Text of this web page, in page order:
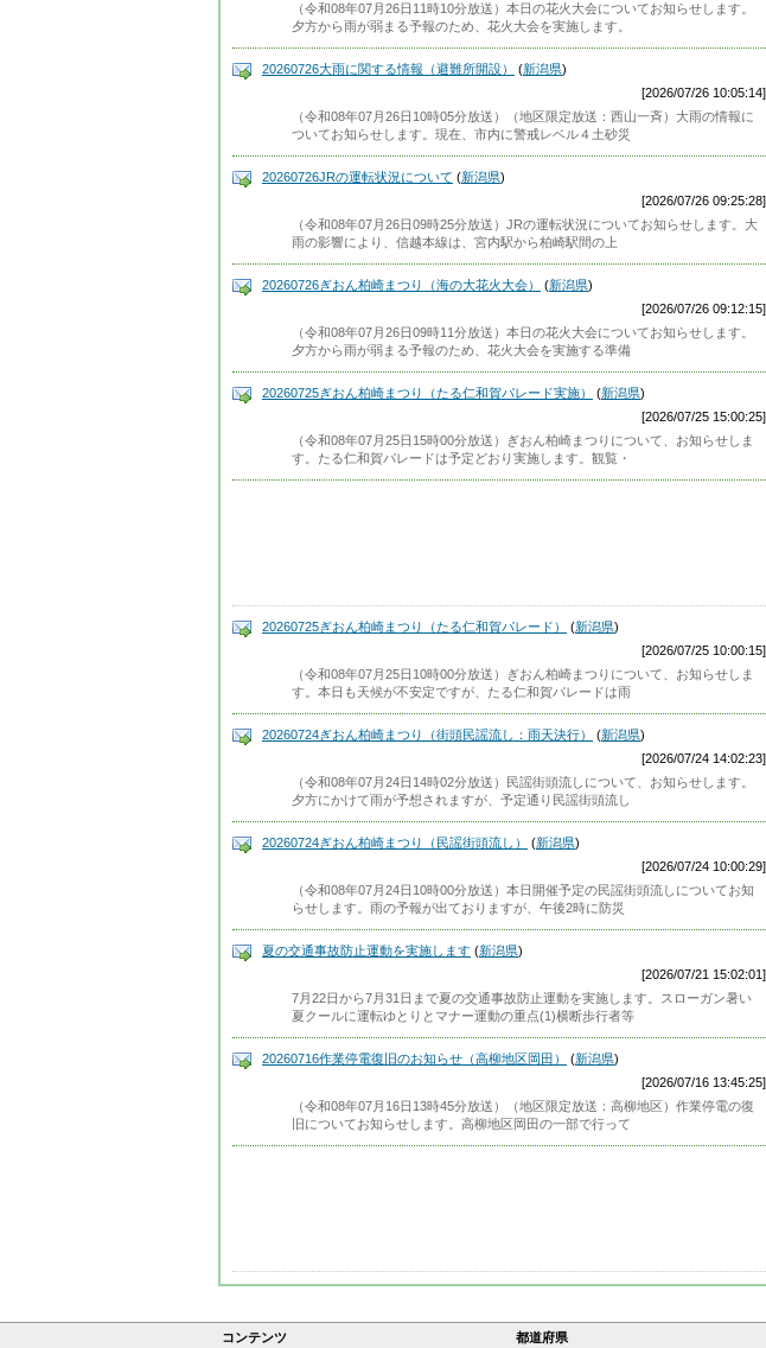
（令和08年07月26日11時10分放送）本日の花火大会についてお知らせします。
夕方から雨が弱まる予報のため、花火大会を実施します。
20260726大雨に関する情報（避難所開設） (新潟県)
[2026/07/26 10:05:14]
（令和08年07月26日10時05分放送）（地区限定放送：西山一斉）大雨の情報に
ついてお知らせします。現在、市内に警戒レベル４土砂災
20260726JRの運転状況について (新潟県)
[2026/07/26 09:25:28]
（令和08年07月26日09時25分放送）JRの運転状況についてお知らせします。大
雨の影響により、信越本線は、宮内駅から柏崎駅間の上
20260726ぎおん柏崎まつり（海の大花火大会） (新潟県)
[2026/07/26 09:12:15]
（令和08年07月26日09時11分放送）本日の花火大会についてお知らせします。
夕方から雨が弱まる予報のため、花火大会を実施する準備
20260725ぎおん柏崎まつり（たる仁和賀パレード実施） (新潟県)
[2026/07/25 15:00:25]
（令和08年07月25日15時00分放送）ぎおん柏崎まつりについて、お知らせしま
す。たる仁和賀パレードは予定どおり実施します。観覧・
20260725ぎおん柏崎まつり（たる仁和賀パレード） (新潟県)
[2026/07/25 10:00:15]
（令和08年07月25日10時00分放送）ぎおん柏崎まつりについて、お知らせしま
す。本日も天候が不安定ですが、たる仁和賀パレードは雨
20260724ぎおん柏崎まつり（街頭民謡流し：雨天決行） (新潟県)
[2026/07/24 14:02:23]
（令和08年07月24日14時02分放送）民謡街頭流しについて、お知らせします。
夕方にかけて雨が予想されますが、予定通り民謡街頭流し
20260724ぎおん柏崎まつり（民謡街頭流し） (新潟県)
[2026/07/24 10:00:29]
（令和08年07月24日10時00分放送）本日開催予定の民謡街頭流しについてお知
らせします。雨の予報が出ておりますが、午後2時に防災
夏の交通事故防止運動を実施します (新潟県)
[2026/07/21 15:02:01]
7月22日から7月31日まで夏の交通事故防止運動を実施します。スローガン暑い
夏クールに運転ゆとりとマナー運動の重点(1)横断歩行者等
20260716作業停電復旧のお知らせ（高柳地区岡田） (新潟県)
[2026/07/16 13:45:25]
（令和08年07月16日13時45分放送）（地区限定放送：高柳地区）作業停電の復
旧についてお知らせします。高柳地区岡田の一部で行って
コンテンツ 都道府県